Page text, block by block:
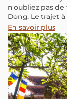
n'oubliez pas
Dong. Le trajet à
est absolument
paysages
villages où la vie
une
pour découvrir
Dong et son
voix.
En savoir plus